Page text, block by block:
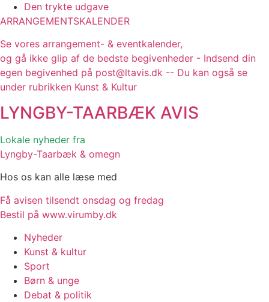
Den trykte udgave
ARRANGEMENTSKALENDER
Se vores arrangement- & eventkalender,
og gå ikke glip af de bedste begivenheder - Indsend din
egen begivenhed på post@ltavis.dk -- Du kan også se
under rubrikken Kunst & Kultur
LYNGBY-TAARBÆK AVIS
Lokale nyheder fra
Lyngby-Taarbæk & omegn
Hos os kan alle læse med
Få avisen tilsendt onsdag og fredag
Bestil på www.virumby.dk
Nyheder
Kunst & kultur
Sport
Børn & unge
Debat & politik